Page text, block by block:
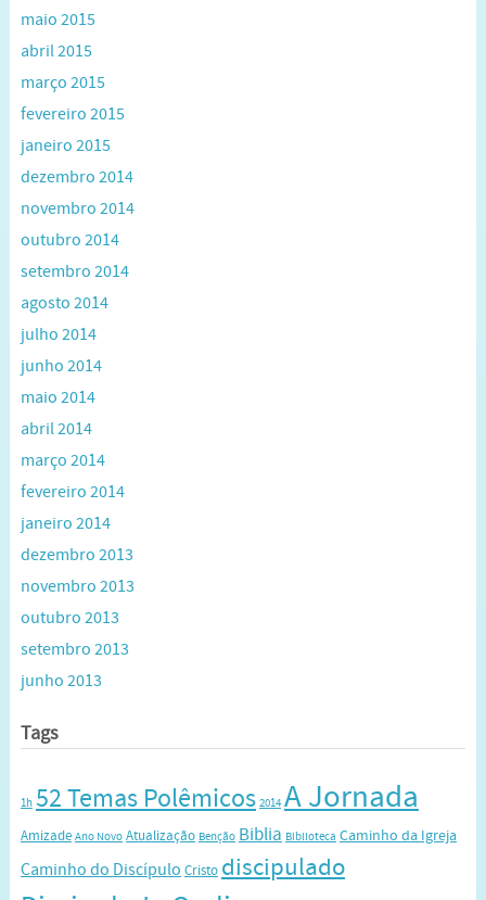
maio 2015
abril 2015
março 2015
fevereiro 2015
janeiro 2015
dezembro 2014
novembro 2014
outubro 2014
setembro 2014
agosto 2014
julho 2014
junho 2014
maio 2014
abril 2014
março 2014
fevereiro 2014
janeiro 2014
dezembro 2013
novembro 2013
outubro 2013
setembro 2013
junho 2013
Tags
1h 52 Temas Polêmicos 2014 A Jornada
Amizade Ano Novo Atualização Benção Biblia Biblioteca Caminho da Igreja
Caminho do Discípulo Cristo discipulado